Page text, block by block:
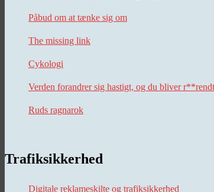
Påbud om at tænke sig om
The missing link
Cykologi
Verden forandrer sig hastigt, og du bliver r**rendt
Ruds ragnarok
Trafiksikkerhed
Digitale reklameskilte og trafiksikkerhed